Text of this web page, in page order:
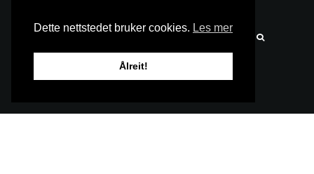
Dette nettstedet bruker cookies. Les mer
Ålreit!